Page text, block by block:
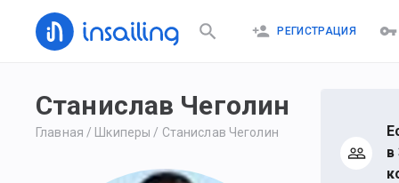
РЕГИСТРАЦИЯ
Станислав Чеголин
Главная / Шкиперы / Станислав Чеголин
в